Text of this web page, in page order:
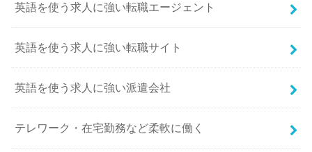
英語を使う求人に強い転職エージェント
英語を使う求人に強い転職サイト
英語を使う求人に強い派遣会社
テレワーク・在宅勤務など柔軟に働く